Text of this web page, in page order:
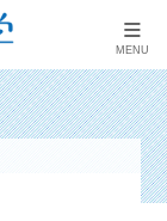
≡
MENU